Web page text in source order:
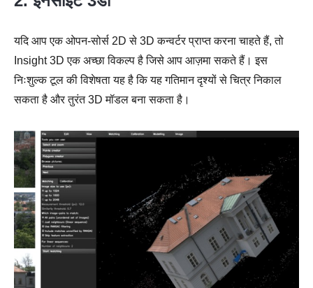
यदि आप एक ओपन-सोर्स 2D से 3D कन्वर्टर प्राप्त करना चाहते हैं, तो
Insight 3D एक अच्छा विकल्प है जिसे आप आज़मा सकते हैं। इस
निःशुल्क टूल की विशेषता यह है कि यह गतिमान दृश्यों से चित्र निकाल
सकता है और तुरंत 3D मॉडल बना सकता है।